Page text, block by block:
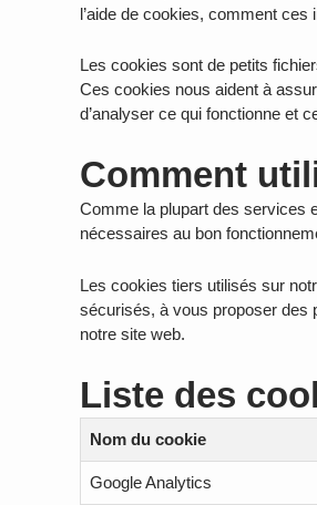
l’aide de cookies, comment
Les cookies sont de petits
Ces cookies nous aident à
d’analyser ce qui fonctionne et
Comment
Comme la plupart des services
nécessaires au bon
Les cookies tiers utilisés sur
sécurisés, à vous proposer des
notre site web.
Liste des
Nom du cookie
Google Analytics